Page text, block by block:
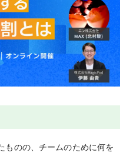
ものの、チームのために何を